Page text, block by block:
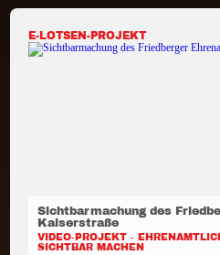
E-LOTSEN-PROJEKT
Sichtbarmachung des
Kaiserstraße
VIDEO-PROJEKT -
SICHTBAR MACHEN